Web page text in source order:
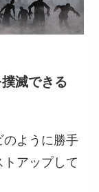
滅できる
のように勝手
アップして